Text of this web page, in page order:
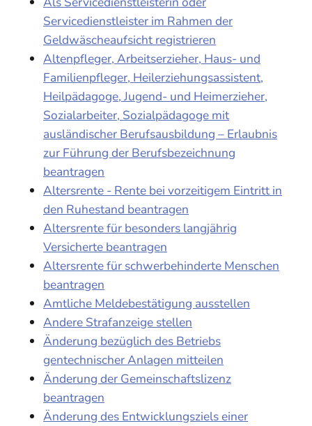
Servicedienstleister im Rahmen der
Geldwäscheaufsicht registrieren
Altenpfleger, Arbeitserzieher, Haus- und
Familienpfleger, Heilerziehungsassistent,
Heilpädagoge, Jugend- und Heimerzieher,
Sozialarbeiter, Sozialpädagoge mit
ausländischer Berufsausbildung – Erlaubnis
zur Führung der Berufsbezeichnung
beantragen
Altersrente - Rente bei vorzeitigem Eintritt in
den Ruhestand beantragen
Altersrente für besonders langjährig
Versicherte beantragen
Altersrente für schwerbehinderte Menschen
beantragen
Amtliche Meldebestätigung ausstellen
Andere Strafanzeige stellen
Änderung bezüglich des Betriebs
gentechnischer Anlagen mitteilen
Änderung der Gemeinschaftslizenz
beantragen
Änderung des Entwicklungsziels einer